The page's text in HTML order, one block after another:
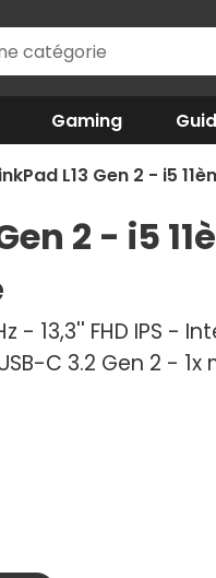
Gaming
L13 Gen 2 - i5
2 - i5
- 13,3'' FHD IPS -
C 3.2 Gen 2 - 1x